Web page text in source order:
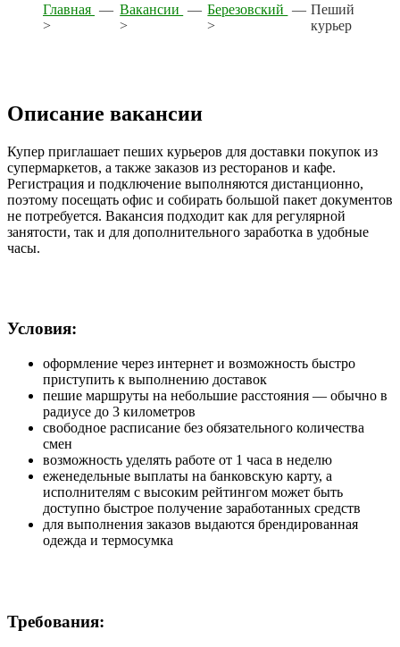
Главная —
>
Вакансии —
>
Березовский
—
>
Пеший
курьер
Описание вакансии
Купер приглашает пеших курьеров для доставки покупок из
супермаркетов, а также заказов из ресторанов и кафе.
Регистрация и подключение выполняются дистанционно,
поэтому посещать офис и собирать большой пакет документов
не потребуется. Вакансия подходит как для регулярной
занятости, так и для дополнительного заработка в удобные
часы.
Условия:
оформление через интернет и возможность быстро
приступить к выполнению доставок
пешие маршруты на небольшие расстояния — обычно в
радиусе до 3 километров
свободное расписание без обязательного количества
смен
возможность уделять работе от 1 часа в неделю
еженедельные выплаты на банковскую карту, а
исполнителям с высоким рейтингом может быть
доступно быстрое получение заработанных средств
для выполнения заказов выдаются брендированная
одежда и термосумка
Требования: